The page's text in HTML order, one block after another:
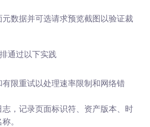
元数据并可选请求预览截图以验证裁
通过以下实践
限重试以处理速率限制和网络错
，记录页面标识符、资产版本、时
。